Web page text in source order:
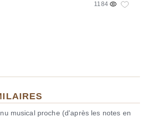
1184
musical proche (d'après les notes en